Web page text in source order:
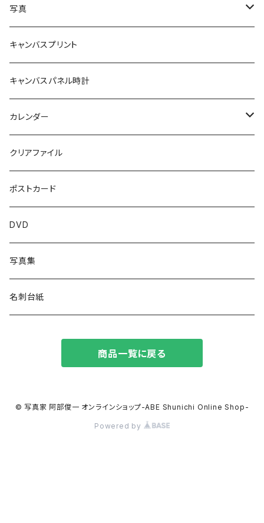
写真
額付き
額なし
キャンバスプリント
キャンバスパネル時計
カレンダー
卓上カレンダー
壁掛けカレンダー
クリアファイル
ポストカード
DVD
写真集
名刺台紙
商品一覧に戻る
© 写真家 阿部俊一 オンラインショップ-ABE Shunichi Online Shop-
Powered by